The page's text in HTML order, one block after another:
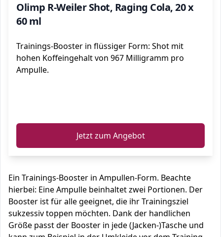
Olimp R-Weiler Shot, Raging Cola, 20 x
60 ml
Trainings-Booster in flüssiger Form: Shot mit
hohen Koffeingehalt von 967 Milligramm pro
Ampulle.
Jetzt zum Angebot
Ein Trainings-Booster in Ampullen-Form. Beachte
hierbei: Eine Ampulle beinhaltet zwei Portionen. Der
Booster ist für alle geeignet, die ihr Trainingsziel
sukzessiv toppen möchten. Dank der handlichen
Größe passt der Booster in jede (Jacken-)Tasche und